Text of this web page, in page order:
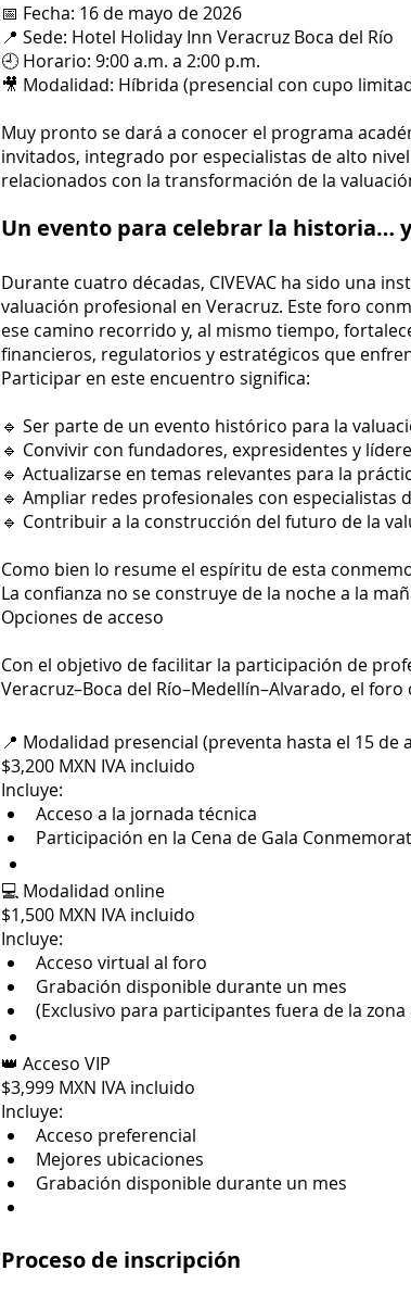
📅 Fecha: 16 de mayo de 2026
📍 Sede: Hotel Holiday Inn Veracruz Boca del Río
🕘 Horario: 9:00 a.m. a 2:00 p.m.
🎥 Modalidad: Híbrida (presencial con cupo
Muy pronto se dará a conocer el programa
invitados, integrado por especialistas de alto
relacionados con la transformación de la
Un evento para celebrar la historia…
Durante cuatro décadas, CIVEVAC ha sido una
valuación profesional en Veracruz. Este foro
ese camino recorrido y, al mismo tiempo,
financieros, regulatorios y estratégicos que
Participar en este encuentro significa:
🔹 Ser parte de un evento histórico para la
🔹 Convivir con fundadores, expresidentes y
🔹 Actualizarse en temas relevantes para la
🔹 Ampliar redes profesionales con especialistas
🔹 Contribuir a la construcción del futuro de la
Como bien lo resume el espíritu de esta
La confianza no se construye de la noche a la
Opciones de acceso
Con el objetivo de facilitar la participación de
Veracruz–Boca del Río–Medellín–Alvarado, el
📍 Modalidad presencial (preventa hasta el 15 de
$3,200 MXN IVA incluido
Incluye:
Acceso a la jornada técnica
Participación en la Cena de Gala
💻 Modalidad online
$1,500 MXN IVA incluido
Incluye:
Acceso virtual al foro
Grabación disponible durante un mes
(Exclusivo para participantes fuera de la
👑 Acceso VIP
$3,999 MXN IVA incluido
Incluye:
Acceso preferencial
Mejores ubicaciones
Grabación disponible durante un mes
Proceso de inscripción